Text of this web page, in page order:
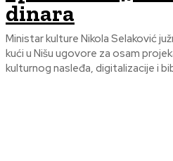
dinara
Ministar kulture Nikola Selaković
kući u Nišu ugovore za osam
kulturnog nasleđa, digitalizacije i